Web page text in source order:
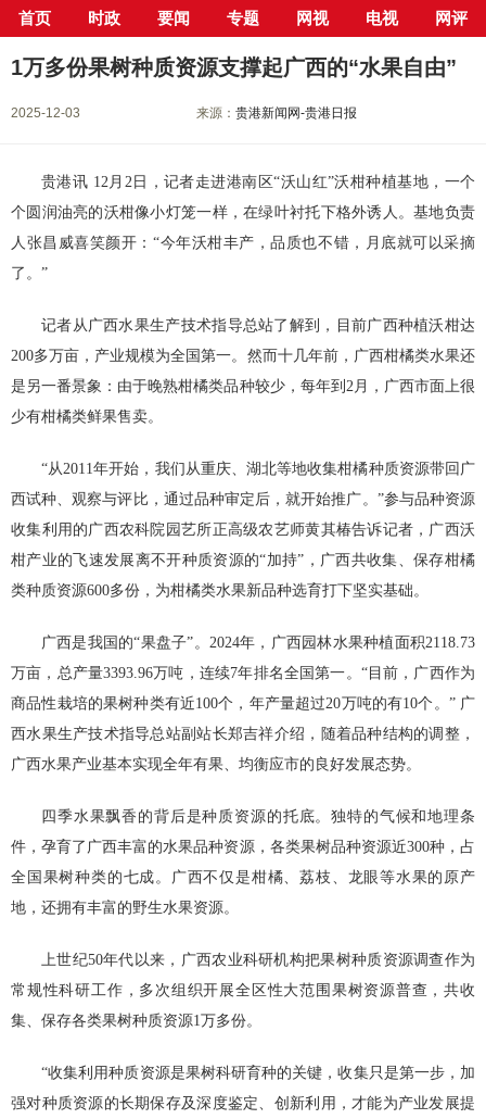
首页 时政 要闻 专题 网视 电视 网评
当前位置： 首页> 新闻中心> 要闻> 正文
1万多份果树种质资源支撑起广西的“水果自由”
2025-12-03 来源：贵港新闻网-贵港日报
贵港讯 12月2日，记者走进港南区“沃山红”沃柑种植基地，一个
个圆润油亮的沃柑像小灯笼一样，在绿叶衬托下格外诱人。基地负责
人张昌威喜笑颜开：“今年沃柑丰产，品质也不错，月底就可以采摘
了。”
记者从广西水果生产技术指导总站了解到，目前广西种植沃柑达
200多万亩，产业规模为全国第一。然而十几年前，广西柑橘类水果还
是另一番景象：由于晚熟柑橘类品种较少，每年到2月，广西市面上很
少有柑橘类鲜果售卖。
“从2011年开始，我们从重庆、湖北等地收集柑橘种质资源带回广
西试种、观察与评比，通过品种审定后，就开始推广。”参与品种资源
收集利用的广西农科院园艺所正高级农艺师黄其椿告诉记者，广西沃
柑产业的飞速发展离不开种质资源的“加持”，广西共收集、保存柑橘
类种质资源600多份，为柑橘类水果新品种选育打下坚实基础。
广西是我国的“果盘子”。2024年，广西园林水果种植面积2118.73
万亩，总产量3393.96万吨，连续7年排名全国第一。“目前，广西作为
商品性栽培的果树种类有近100个，年产量超过20万吨的有10个。” 广
西水果生产技术指导总站副站长郑吉祥介绍，随着品种结构的调整，
广西水果产业基本实现全年有果、均衡应市的良好发展态势。
四季水果飘香的背后是种质资源的托底。独特的气候和地理条
件，孕育了广西丰富的水果品种资源，各类果树品种资源近300种，占
全国果树种类的七成。广西不仅是柑橘、荔枝、龙眼等水果的原产
地，还拥有丰富的野生水果资源。
上世纪50年代以来，广西农业科研机构把果树种质资源调查作为
常规性科研工作，多次组织开展全区性大范围果树资源普查，共收
集、保存各类果树种质资源1万多份。
“收集利用种质资源是果树科研育种的关键，收集只是第一步，加
强对种质资源的长期保存及深度鉴定、创新利用，才能为产业发展提